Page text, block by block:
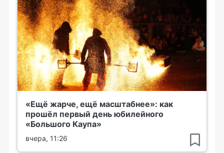
«Ещё жарче, ещё масштабнее»: как
прошёл первый день юбилейного
«Большого Каупа»
вчера, 11:26